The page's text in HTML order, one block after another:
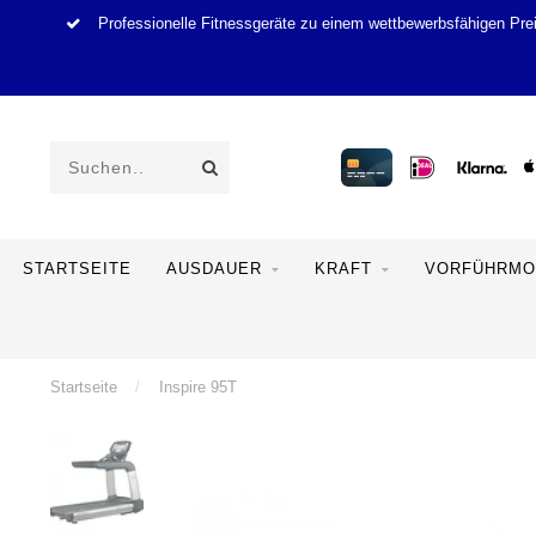
Professionelle Fitnessgeräte zu einem wettbewerbsfähigen
STARTSEITE AUSDAUER KRAFT
Startseite / Inspire 95T